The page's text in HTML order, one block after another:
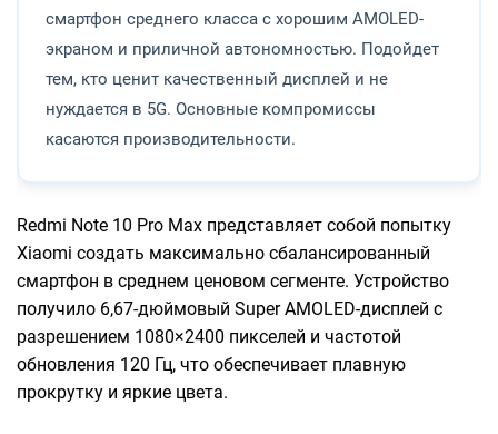
смартфон среднего класса с хорошим AMOLED-
экраном и приличной автономностью. Подойдет
тем, кто ценит качественный дисплей и не
нуждается в 5G. Основные компромиссы
касаются производительности.
Redmi Note 10 Pro Max представляет собой попытку
Xiaomi создать максимально сбалансированный
смартфон в среднем ценовом сегменте. Устройство
получило 6,67-дюймовый Super AMOLED-дисплей с
разрешением 1080×2400 пикселей и частотой
обновления 120 Гц, что обеспечивает плавную
прокрутку и яркие цвета.